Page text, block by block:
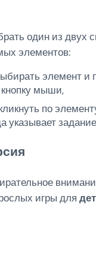
один из двух
элементов:
элемент и
кнопку мыши,
по
указывает
игры для